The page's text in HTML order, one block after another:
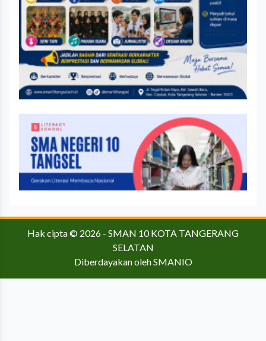
Hak cipta © 2026 - SMAN 10 KOTA TANGERANG
SELATAN
Diberdayakan olehSMANIO